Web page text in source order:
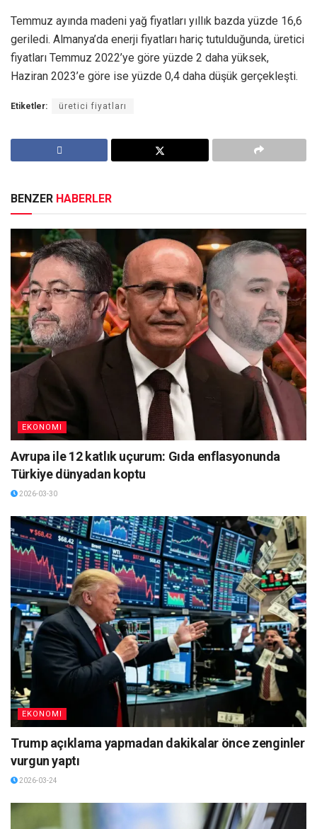
Temmuz ayında madeni yağ fiyatları yıllık bazda yüzde 16,6
geriledi. Almanya’da enerji fiyatları hariç tutulduğunda, üretici
fiyatları Temmuz 2022’ye göre yüzde 2 daha yüksek,
Haziran 2023’e göre ise yüzde 0,4 daha düşük gerçekleşti.
Etiketler: üretici fiyatları
BENZER HABERLER
EKONOMI
Avrupa ile 12 katlık uçurum: Gıda enflasyonunda
Türkiye dünyadan koptu
2026-03-30
EKONOMI
Trump açıklama yapmadan dakikalar önce zenginler
vurgun yaptı
2026-03-24